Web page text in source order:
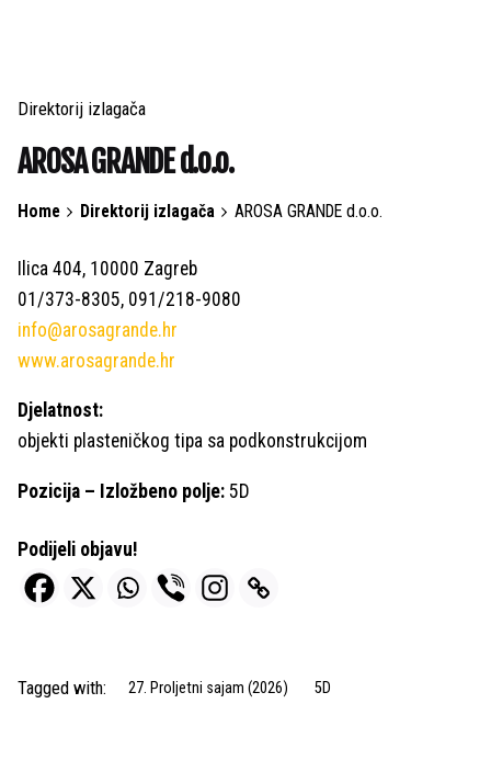
Direktorij izlagača
AROSA GRANDE d.o.o.
Home Direktorij izlagača AROSA GRANDE d.o.o.
Ilica 404, 10000 Zagreb
01/373-8305, 091/218-9080
info@arosagrande.hr
www.arosagrande.hr
Djelatnost:
objekti plasteničkog tipa sa podkonstrukcijom
Pozicija – Izložbeno polje: 5D
Podijeli objavu!
Tagged with: 27. Proljetni sajam (2026) 5D